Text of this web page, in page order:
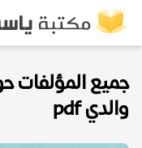
جميع المؤلفات
والدي pdf